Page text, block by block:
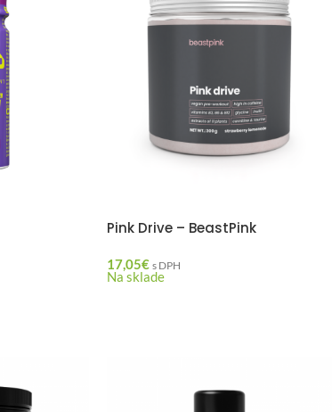
Pink Drive – BeastPink
17,05€ s DPH
Na sklade